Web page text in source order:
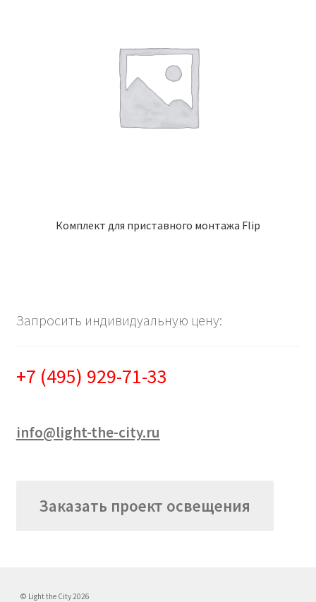
Комплект для приставного монтажа Flip
Запросить индивидуальную цену:
+7 (495) 929-71-33
info@light-the-city.ru
Заказать проект освещения
© Light the City 2026